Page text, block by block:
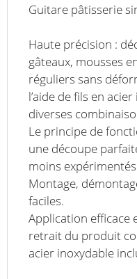
Guitare pâtisserie
Haute précision :
gâteaux, mousses
réguliers sans
l’aide de fils en
diverses
Le principe de
une découpe
moins
Montage,
faciles.
Application efficace
retrait du produit
acier inoxydable